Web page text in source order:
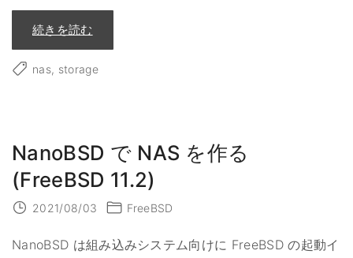
ク
プ
イ
ス
続きを読む
F
r
e
r
i
o
d
c
(
)
"
nas storage
NanoBSD で NAS を作る
(FreeBSD 11.2)
2021/08/03 FreeBSD
NanoBSD は組み込みシステム向けに FreeBSD の起動イ